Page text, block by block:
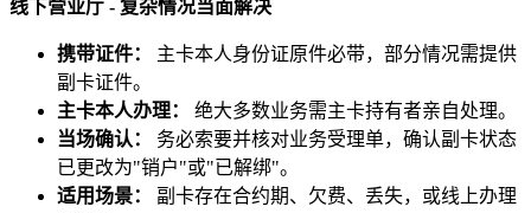
线下营业厅 - 复杂情况当面解决
携带证件：
主卡本人身份证原件必带，部分情况需提供
副卡证件。
主卡本人办理：
绝大多数业务需主卡持有者亲自处理。
当场确认：
务必索要并核对业务受理单，确认副卡状态
已更改为"销户"或"已解绑"。
适用场景：
副卡存在合约期、欠费、丢失，或线上办理